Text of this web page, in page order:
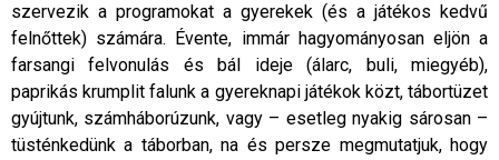
szervezik a programokat a gyerekek (és a játékos kedvű
felnőttek) számára. Évente, immár hagyományosan eljön a
farsangi felvonulás és bál ideje (álarc, buli, miegyéb),
paprikás krumplit falunk a gyereknapi játékok közt, tábortüzet
gyújtunk, számháborúzunk, vagy – esetleg nyakig sárosan –
tüsténkedünk a táborban, na és persze megmutatjuk, hogy